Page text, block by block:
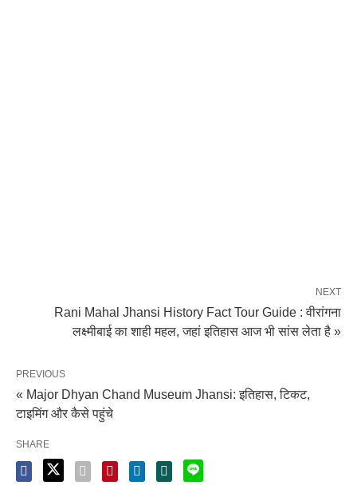
NEXT
Rani Mahal Jhansi History Fact Tour Guide : वीरांगना
लक्ष्मीबाई का शाही महल, जहां इतिहास आज भी सांस लेता है »
PREVIOUS
« Major Dhyan Chand Museum Jhansi: इतिहास, टिकट,
टाइमिंग और कैसे पहुंचे
SHARE